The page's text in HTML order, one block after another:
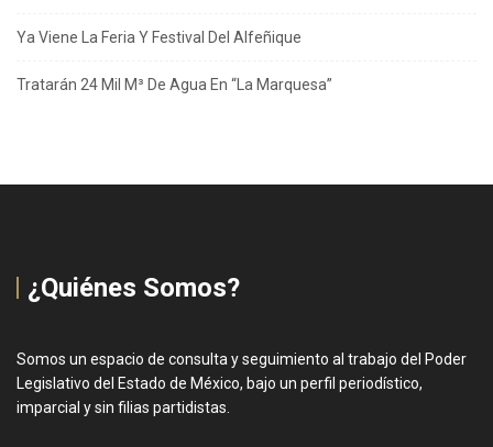
Ya Viene La Feria Y Festival Del Alfeñique
Tratarán 24 Mil M³ De Agua En “La Marquesa”
¿Quiénes Somos?
Somos un espacio de consulta y seguimiento al trabajo del Poder
Legislativo del Estado de México, bajo un perfil periodístico,
imparcial y sin filias partidistas.